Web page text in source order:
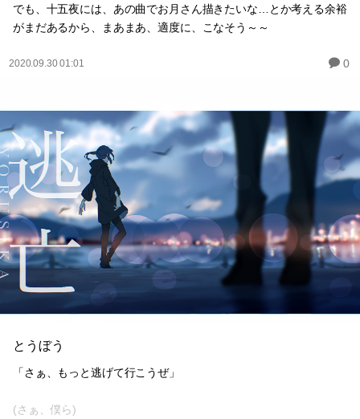
でも、十五夜には、あの曲でお月さん描きたいな…とか考える余裕
がまだあるから、まあまあ、適度に、こなそう～～
2020.09.30 01:01 0
とうぼう
「さぁ、もっと逃げて行こうぜ」
(さぁ、僕ら)